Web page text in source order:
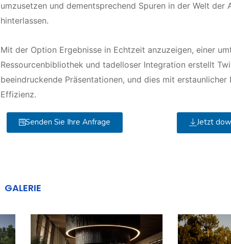
umzusetzen und dementsprechend Spuren in der Welt der
hinterlassen.
Mit der Option Ergebnisse in Echtzeit anzuzeigen, einer
Ressourcenbibliothek und tadelloser Integration erstellt
beeindruckende Präsentationen, und dies mit
Effizienz.
Senden Sie Ihre Anfrage Jetzt
GALERIE